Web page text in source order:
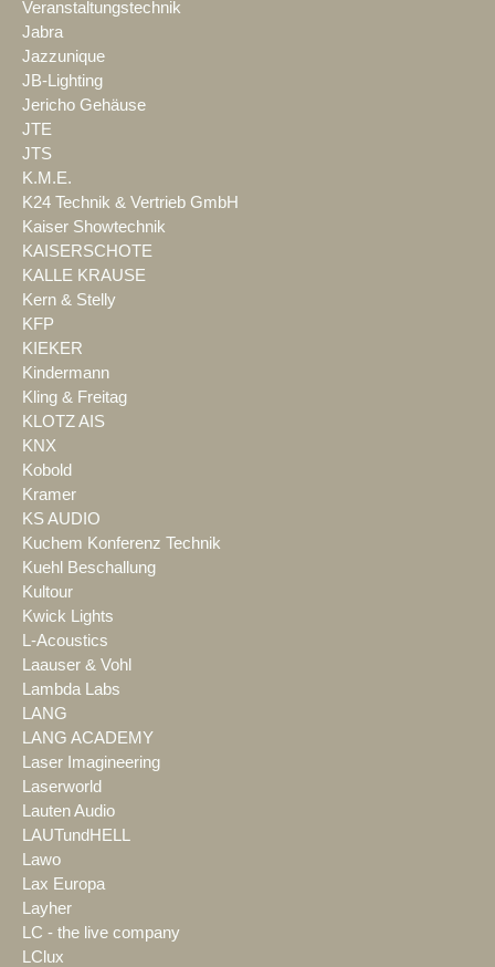
Veranstaltungstechnik
Jabra
Jazzunique
JB-Lighting
Jericho Gehäuse
JTE
JTS
K.M.E.
K24 Technik & Vertrieb GmbH
Kaiser Showtechnik
KAISERSCHOTE
KALLE KRAUSE
Kern & Stelly
KFP
KIEKER
Kindermann
Kling & Freitag
KLOTZ AIS
KNX
Kobold
Kramer
KS AUDIO
Kuchem Konferenz Technik
Kuehl Beschallung
Kultour
Kwick Lights
L-Acoustics
Laauser & Vohl
Lambda Labs
LANG
LANG ACADEMY
Laser Imagineering
Laserworld
Lauten Audio
LAUTundHELL
Lawo
Lax Europa
Layher
LC - the live company
LClux